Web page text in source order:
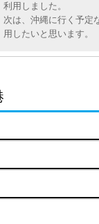
利用しました。
次は、沖縄に行く予定
用したいと思います。